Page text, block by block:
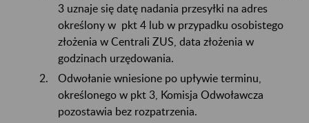
3 uznaje się datę nadania przesyłki na adres
określony w pkt 4 lub w przypadku osobistego
złożenia w Centrali ZUS, data złożenia w
godzinach urzędowania.
Odwołanie wniesione po upływie terminu,
określonego w pkt 3, Komisja Odwoławcza
pozostawia bez rozpatrzenia.